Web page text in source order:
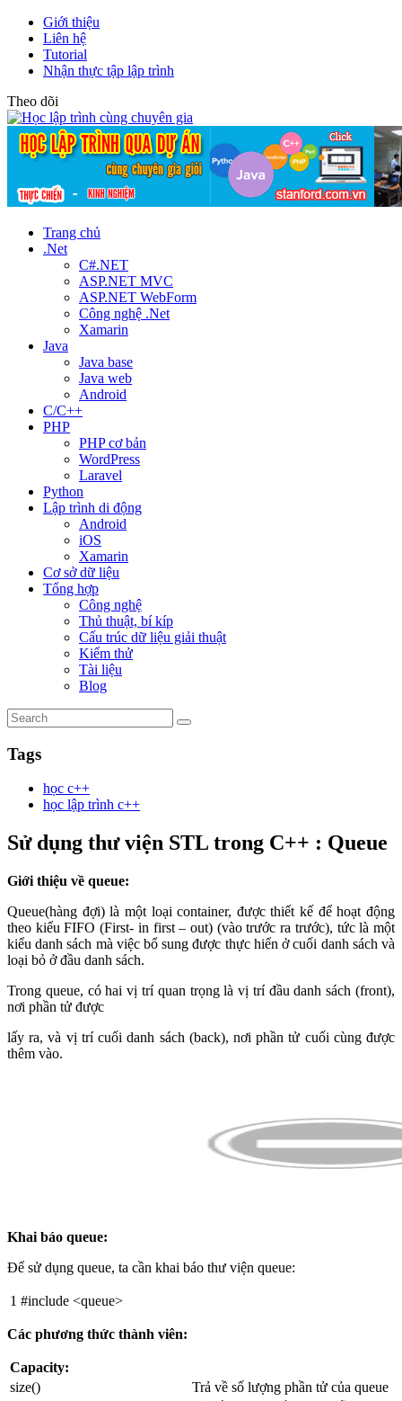
Giới thiệu
Liên hệ
Tutorial
Nhận thực tập lập trình
Theo dõi
Trang chủ
.Net
C#.NET
ASP.NET MVC
ASP.NET WebForm
Công nghệ .Net
Xamarin
Java
Java base
Java web
Android
C/C++
PHP
PHP cơ bản
WordPress
Laravel
Python
Lập trình di động
Android
iOS
Xamarin
Cơ sở dữ liệu
Tổng hợp
Công nghệ
Thủ thuật, bí kíp
Cấu trúc dữ liệu giải thuật
Kiểm thử
Tài liệu
Blog
Tags
học c++
học lập trình c++
Sử dụng thư viện STL trong C++ : Queue
Giới thiệu về queue:
Queue(hàng đợi) là một loại container, được thiết kế để hoạt động
theo kiểu FIFO (First- in first – out) (vào trước ra trước), tức là một
kiểu danh sách mà việc bổ sung được thực hiển ở cuối danh sách và
loại bỏ ở đầu danh sách.
Trong queue, có hai vị trí quan trọng là vị trí đầu danh sách (front),
nơi phần tử được
lấy ra, và vị trí cuối danh sách (back), nơi phần tử cuối cùng được
thêm vào.
Khai báo queue:
Để sử dụng queue, ta cần khai báo thư viện queue:
1 #include <queue>
Các phương thức thành viên:
Capacity:
size()
Trả về số lượng phần tử của queue